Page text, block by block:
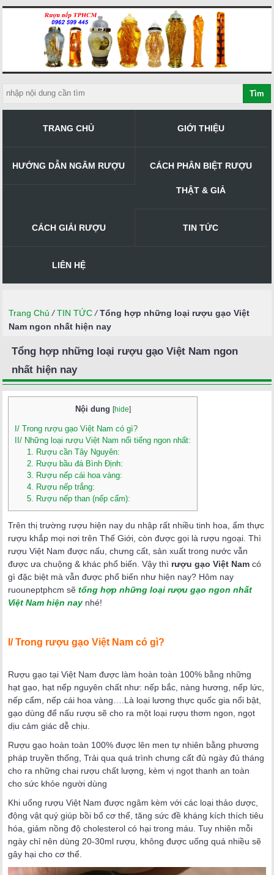
TRANG CHỦ GIỚI THIỆU
HƯỚNG DẪN NGÂM RƯỢU CÁCH PHÂN BIỆT RƯỢU
THẬT & GIẢ
CÁCH GIẢI RƯỢU TIN TỨC
LIÊN HỆ
Trang Chủ / TIN TỨC / Tổng hợp những loại rượu gạo Việt
Nam ngon nhất hiện nay
Tổng hợp những loại rượu gạo Việt Nam ngon
nhất hiện nay
Nội dung [hide]
I/ Trong rượu gạo Việt Nam có gì?
II/ Những loại rượu Việt Nam nổi tiếng ngon nhất:
1. Rượu cần Tây Nguyên:
2. Rượu bầu đá Bình Định:
3. Rượu nếp cái hoa vàng:
4. Rượu nếp trắng:
5. Rượu nếp than (nếp cẩm):
Trên thị trường rượu hiện nay du nhập rất nhiều tinh hoa, ẩm thực
rượu khắp mọi nơi trên Thế Giới, còn được gọi là rượu ngoại. Thì
rượu Việt Nam được nấu, chưng cất, sản xuất trong nước vẫn
được ưa chuộng & khác phổ biến. Vậy thì rượu gạo Việt Nam có
gì đặc biệt mà vẫn được phổ biến như hiện nay? Hôm nay
ruouneptphcm sẽtổng hợp những loại rượu gạo ngon nhất
Việt Nam hiện naynhé!
I/ Trong rượu gạo Việt Nam có gì?
Rượu gạo tại Việt Nam được làm hoàn toàn 100% bằng những
hạt gạo, hạt nếp nguyên chất như: nếp bắc, nàng hương, nếp lức,
nếp cẩm, nếp cái hoa vàng….Là loại lương thực quốc gia nổi bật,
gạo dùng để nấu rượu sẽ cho ra một loại rượu thơm ngon, ngọt
dịu cảm giác dễ chịu.
Rượu gạo hoàn toàn 100% được lên men tự nhiên bằng phương
pháp truyền thống, Trải qua quá trình chưng cất đủ ngày đủ tháng
cho ra những chai rượu chất lượng, kèm vị ngọt thanh an toàn
cho sức khỏe người dùng
Khi uống rượu Việt Nam được ngâm kèm với các loại thảo dược,
động vật quý giúp bồi bổ cơ thể, tăng sức đề kháng kích thích tiêu
hóa, giảm nồng độ cholesterol có hại trong máu. Tuy nhiên mỗi
ngày chỉ nên dùng 20-30ml rượu, không được uống quá nhiều sẽ
gây hại cho cơ thể.